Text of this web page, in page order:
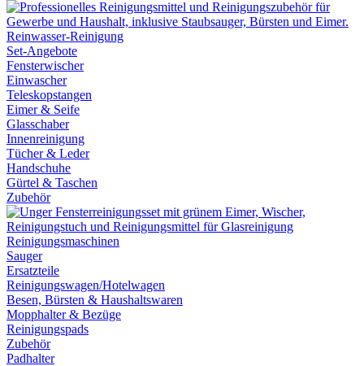
Reinwasser-Reinigung
Set-Angebote
Fensterwischer
Einwascher
Teleskopstangen
Eimer & Seife
Glasschaber
Innenreinigung
Tücher & Leder
Handschuhe
Gürtel & Taschen
Zubehör
Reinigungsmaschinen
Sauger
Ersatzteile
Reinigungswagen/Hotelwagen
Besen, Bürsten & Haushaltswaren
Mopphalter & Bezüge
Reinigungspads
Zubehör
Padhalter